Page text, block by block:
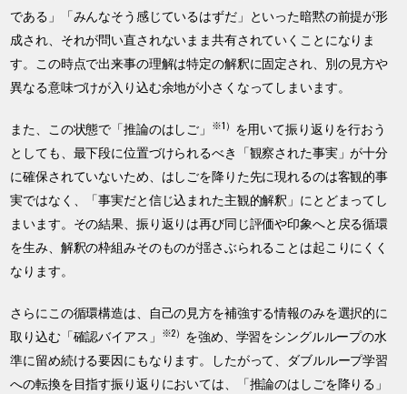
である」「みんなそう感じているはずだ」といった暗黙の前提が形
成され、それが問い直されないまま共有されていくことになりま
す。この時点で出来事の理解は特定の解釈に固定され、別の見方や
異なる意味づけが入り込む余地が小さくなってしまいます。
また、この状態で「推論のはしご」 ※1） を用いて振り返りを行おう
としても、最下段に位置づけられるべき「観察された事実」が十分
に確保されていないため、はしごを降りた先に現れるのは客観的事
実ではなく、「事実だと信じ込まれた主観的解釈」にとどまってし
まいます。その結果、振り返りは再び同じ評価や印象へと戻る循環
を生み、解釈の枠組みそのものが揺さぶられることは起こりにくく
なります。
さらにこの循環構造は、自己の見方を補強する情報のみを選択的に
取り込む「確認バイアス」 ※2） を強め、学習をシングルループの水
準に留め続ける要因にもなります。したがって、ダブルループ学習
への転換を目指す振り返りにおいては、「推論のはしごを降りる」